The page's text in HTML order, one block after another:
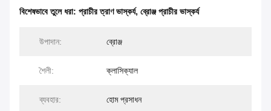
বিশেষভাবে তুলে ধরা: প্রাচীর ত্রাণ ভাস্কর্য, ব্রোঞ্জ প্রাচীর ভাস্কর্য
উপাদান: ব্রোঞ্জ
শৈলী: ক্লাসিক্যাল
ব্যবহার: হোম প্রসাধন